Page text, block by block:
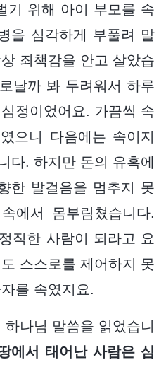
기 위해 아이 부모를 속
을 심각하게 부풀려 말
죄책감을 안고 살았습
날까 봐 두려워서 하루
정이었어요. 가끔씩 속
으니 다음에는 속이지
다. 하지만 돈의 유혹에
한 발걸음을 멈추지 못
에서 몸부림쳤습니다.
직한 사람이 되라고 요
스스로를 제어하지 못
를 속였지요.
나님 말씀을 읽었습니
에서 태어난 사람은 심